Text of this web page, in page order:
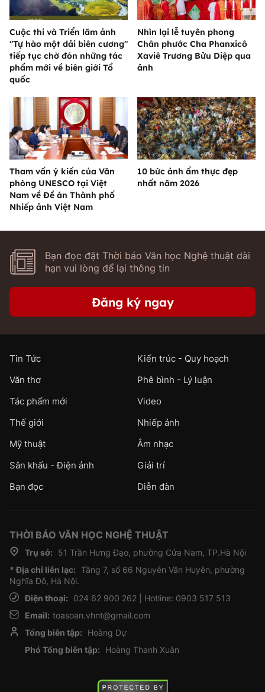
Cuộc thi và Triển lãm ảnh
"Tự hào một dải biên cương"
tiếp tục chờ đón những tác
phẩm mới về biên giới Tổ
quốc
Nhìn lại lễ tuyên phong
Chân phước Cha Phanxicô
Xaviê Trương Bửu Diệp qua
ảnh
Tham vấn ý kiến của Văn
phòng UNESCO tại Việt
Nam về Đề án Thành phố
Nhiếp ảnh Việt Nam
10 bức ảnh ẩm thực đẹp
nhất năm 2026
Bạn đọc đặt Thời báo Văn học Nghệ thuật dài
hạn vui lòng để lại thông tin
Đăng ký ngay
Tin Tức
Kiến trúc - Quy hoạch
Văn thơ
Phê bình - Lý luận
Tác phẩm mới
Video
Thế giới
Nhiếp ảnh
Mỹ thuật
Âm nhạc
Sân khấu - Điện ảnh
Giải trí
Bạn đọc
Diễn đàn
THỜI BÁO VĂN HỌC NGHỆ THUẬT
Trụ sở:
51 Trần Hưng Đạo, phường Cửa Nam, TP.Hà Nội
* Địa chỉ liên lạc: Tầng 7, số 66 Nguyễn Văn Huyên, phường
Nghĩa Đô, Hà Nội.
Điện thoại:
024 62 900 262 | Hotline: 0903 517 513
Email: toasoan.vhnt@gmail.com
Tổng biên tập:
Hoàng Dự
Phó Tổng biên tập:
Hoàng Thanh Xuân